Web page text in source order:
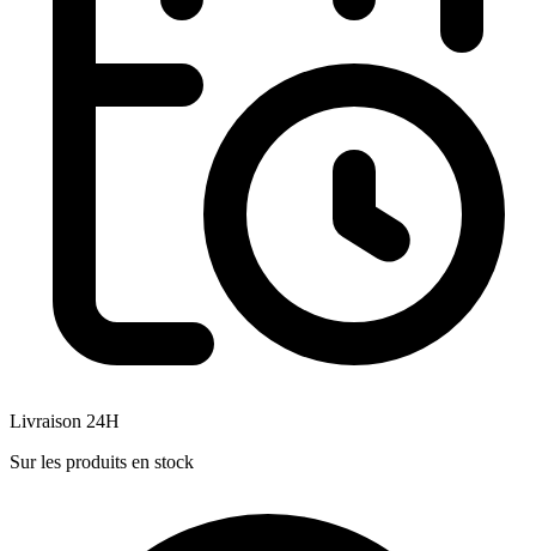
Livraison 24H
Sur les produits en stock